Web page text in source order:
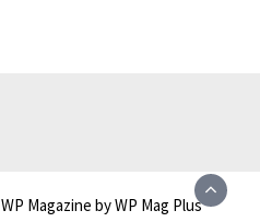
WP Magazine by WP Mag Plus